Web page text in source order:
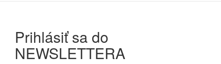
Prihlásiť sa do
NEWSLETTERA